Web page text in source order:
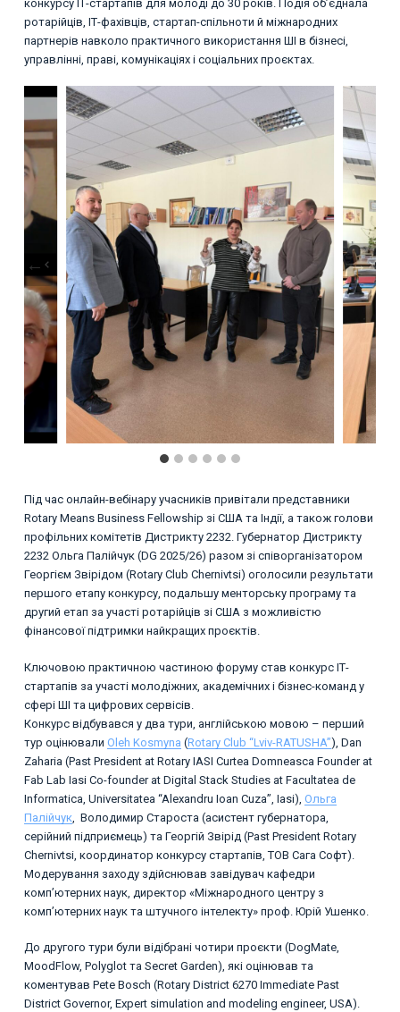
конкурсу ІТ-стартапів для молоді до 30 років. Подія об’єднала
ротарійців, ІТ-фахівців, стартап-спільноти й міжнародних
партнерів навколо практичного використання ШІ в бізнесі,
управлінні, праві, комунікаціях і соціальних проєктах.
Під час онлайн-вебінару учасників привітали представники
Rotary Means Business Fellowship зі США та Індії, а також голови
профільних комітетів Дистрикту 2232. Губернатор Дистрикту
2232 Ольга Палійчук (DG 2025/26) разом зі співорганізатором
Георгієм Звірідом (Rotary Club Chernivtsi) оголосили результати
першого етапу конкурсу, подальшу менторську програму та
другий етап за участі ротарійців зі США з можливістю
фінансової підтримки найкращих проєктів.
Ключовою практичною частиною форуму став конкурс ІТ-
стартапів за участі молодіжних, академічних і бізнес-команд у
сфері ШІ та цифрових сервісів.
Конкурс відбувався у два тури, англійською мовою – перший
тур оцінювали Oleh Kosmyna (Rotary Club “Lviv-RATUSHA”), Dan
Zaharia (Past President at Rotary IASI Curtea Domneasca Founder at
Fab Lab Iasi Co-founder at Digital Stack Studies at Facultatea de
Informatica, Universitatea “Alexandru Ioan Cuza”, Iasi), Ольга
Палійчук, Володимир Староста (асистент губернатора,
серійний підприємець) та Георгій Звірід (Past President Rotary
Chernivtsi, координатор конкурсу стартапів, ТОВ Сага Софт).
Модерування заходу здійснював завідувач кафедри
комп’ютерних наук, директор «Міжнародного центру з
комп’ютерних наук та штучного інтелекту» проф. Юрій Ушенко.
До другого тури були відібрані чотири проєкти (DogMate,
MoodFlow, Polyglot та Secret Garden), які оцінював та
коментував Pete Bosch (Rotary District 6270 Immediate Past
District Governor, Expert simulation and modeling engineer, USA).